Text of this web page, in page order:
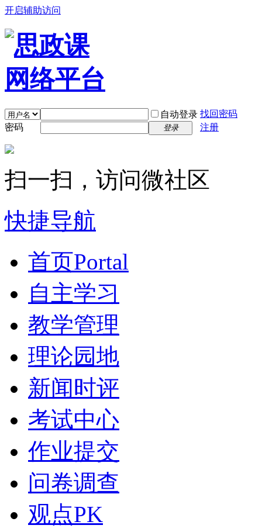
开启辅助访问
自动登录 找回密码
密码
登录 注册
扫一扫，访问微社区
快捷导航
首页Portal
自主学习
教学管理
理论园地
新闻时评
考试中心
作业提交
问卷调查
观点PK